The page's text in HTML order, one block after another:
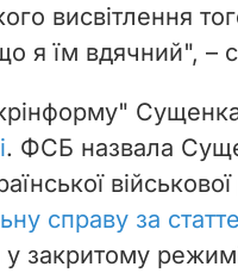
висвітлення
я їм вдячний", –
. ФСБ назвала
справу за
у закритому